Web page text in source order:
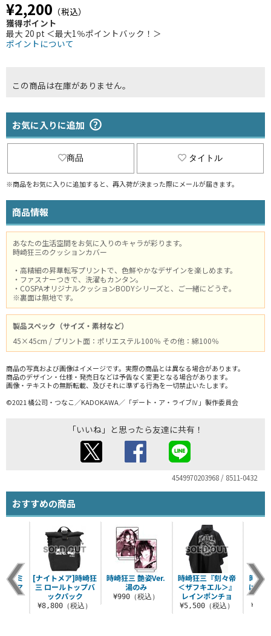
¥2,200 （税込）
獲得ポイント
最大 20 pt ＜最大1％ポイントバック！＞
ポイントについて
この商品は在庫がありません。
お気に入りに追加
商品 タイトル
※商品をお気に入りに追加すると、再入荷が決まった際にメールが届きます。
商品情報
あなたの生活空間をお気に入りのキャラが彩ります。
時崎狂三のクッションカバー
・高精細の昇華転写プリントで、色鮮やかなデザインを楽しめます。
・ファスナーつきで、洗濯もカンタン。
・COSPAオリジナルクッションBODYシリーズと、ご一緒にどうぞ。
※裏面は無地です。
製品スペック（サイズ・素材など）
45×45cm / プリント面：ポリエステル100％ その他：綿100％
商品の写真および画像はイメージです。実際の商品とは異なる場合があります。
商品のデザイン・仕様・発売日などは予告なく変更となる場合があります。
画像・テキストの無断転載、及びそれに準ずる行為を一切禁止いたします。
©2021 橘公司・つなこ／KADOKAWA／「デート・ア・ライブⅣ」製作委員会
「いいね」と思ったら友達に共有！
4549970203968 / 8511-0432
おすすめの商品
時崎狂三 艶姿Ver.
湯のみ
¥990（税込）
時崎狂三『刻々帝
＜ザフキエル＞』
レインポンチョ
¥5,500（税込）
時崎
はん
ミミ
ーマ
[ナイトメア]時崎狂
三 ロールトップバ
ックパック
¥8,800（税込）